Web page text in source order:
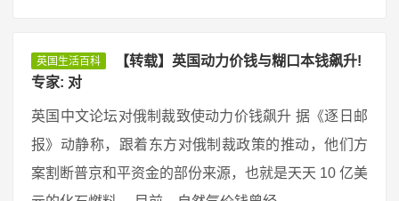
英国生活百科
【转载】英国动力价钱与糊口本钱飙升!
专家: 对
英国中文论坛对俄制裁致使动力价钱飙升 据《逐日邮
报》动静称，跟着东方对俄制裁政策的推动，他们方
案割断普京和平资金的部份来源，也就是天天 10 亿美